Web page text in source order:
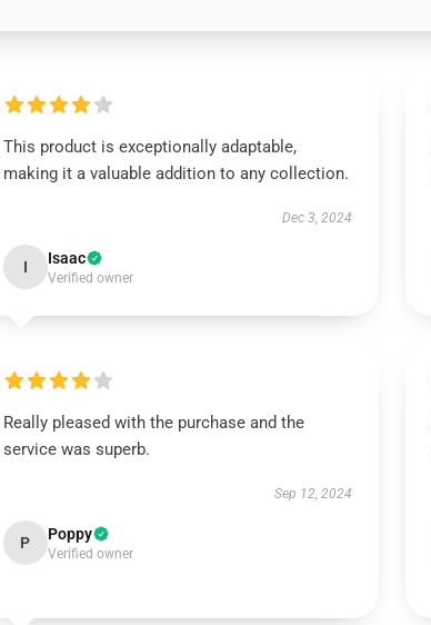
This product is exceptionally adaptable,
making it a valuable addition to any collection.
Dec 3, 2024
I Isaac
Verified owner
Really pleased with the purchase and the
service was superb.
Sep 12, 2024
P Poppy
Verified owner